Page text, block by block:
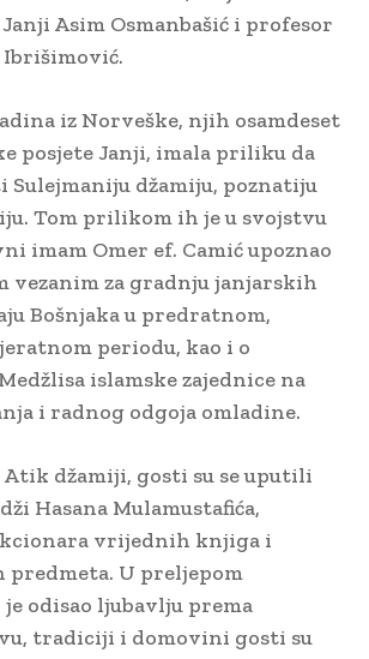
Asim Osmanbašić i profesor
iz Norveške, njih osamdeset
posjete Janji, imala priliku da
Sulejmaniju džamiju, poznatiju
Tom prilikom ih je u svojstvu
imam Omer ef. Camić upoznao
vezanim za gradnju janjarskih
Bošnjaka u predratnom,
periodu, kao i o
islamske zajednice na
i radnog odgoja omladine.
Atik džamiji, gosti su se uputili
Hasana Mulamustafića,
vrijednih knjiga i
U preljepom
odisao ljubavlju prema
tradiciji i domovini gosti su